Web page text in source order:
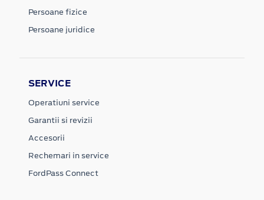
Persoane fizice
Persoane juridice
SERVICE
Operatiuni service
Garantii si revizii
Accesorii
Rechemari in service
FordPass Connect